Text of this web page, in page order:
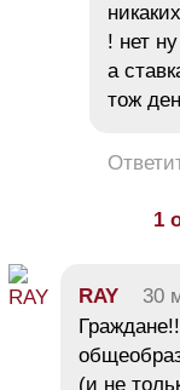
! нет
а
тож
1
RAY 30
(и не